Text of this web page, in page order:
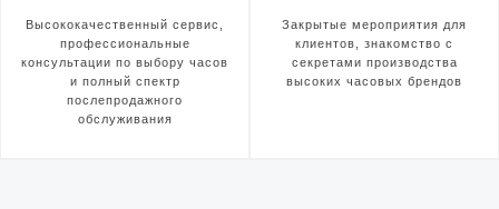
Высококачественный сервис,
профессиональные
консультации по выбору часов
и полный спектр
послепродажного
обслуживания
Закрытые мероприятия для
клиентов, знакомство с
секретами производства
высоких часовых брендов